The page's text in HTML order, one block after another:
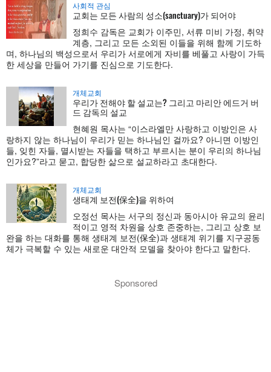
사회적 관심
교회는 모든 사람의 성소(sanctuary)가 되어야
정희수 감독은 교회가 이주민, 서류 미비 가정, 취약
계층, 그리고 모든 소외된 이들을 위해 함께 기도하
며, 하나님의 백성으로서 우리가 서로에게 자비를 베풀고 사랑이 가득
한 세상을 만들어 가기를 진심으로 기도한다.
개체교회
우리가 전해야 할 설교는? 그리고 마리안 에드거 버
드 감독의 설교
현혜원 목사는 “이스라엘만 사랑하고 이방인은 사
랑하지 않는 하나님이 우리가 믿는 하나님인 걸까요? 아니면 이방인
들, 잊힌 자들, 멸시받는 자들을 택하고 부르시는 분이 우리의 하나님
인가요?”라고 묻고, 합당한 삶으로 설교하라고 초대한다.
개체교회
생태계 보전(保全)을 위하여
오정선 목사는 서구의 정신과 동아시아 유교의 윤리
적이고 영적 차원을 상호 존중하는, 그리고 상호 보
완을 하는 대화를 통해 생태계 보전(保全)과 생태계 위기를 지구공동
체가 극복할 수 있는 새로운 대안적 모델을 찾아야 한다고 말한다.
Sponsored